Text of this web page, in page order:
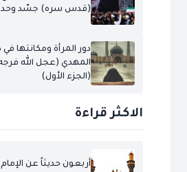
(قدس سره) جسّد وحدة
دور المرأة ومكانتها
المهدي (عجل الله
(الجزء الأول)
الاكثر قراءة
أربعون حديثاً عن